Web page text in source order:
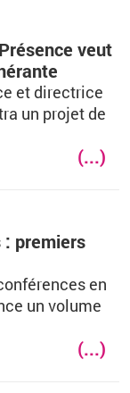
veut
et directrice
un projet de
(...)
: premiers
en
un volume
(...)